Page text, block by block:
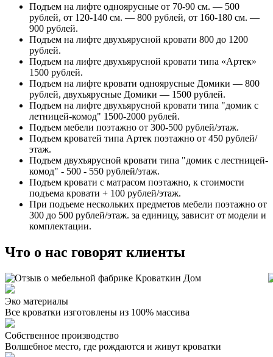
Подъем на лифте одноярусные от 70-90 см. — 500
рублей, от 120-140 см. — 800 рублей, от 160-180 см. —
900 рублей.
Подъем на лифте двухъярусной кровати 800 до 1200
рублей.
Подъем на лифте двухъярусной кровати типа «Артек»
1500 рублей.
Подъем на лифте кровати одноярусные Домики — 800
рублей, двухъярусные Домики — 1500 рублей.
Подъем на лифте двухъярусной кровати типа "домик с
летницей-комод" 1500-2000 рублей.
Подъем мебели поэтажно от 300-500 рублей/этаж.
Подъем кроватей типа Артек поэтажно от 450 рублей/
этаж.
Подъем двухъярусной кровати типа "домик с лестницей-
комод" - 500 - 550 рублей/этаж.
Подъем кровати с матрасом поэтажно, к стоимости
подъема кровати + 100 рублей/этаж.
При подъеме нескольких предметов мебели поэтажно от
300 до 500 рублей/этаж. за единицу, зависит от модели и
комплектации.
Что о нас говорят клиенты
Эко материалы
Все кроватки изготовлены из 100% массива
Собственное производство
Волшебное место, где рождаются и живут кроватки